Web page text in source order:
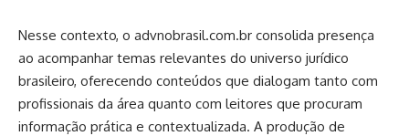
Nesse contexto, o advnobrasil.com.br consolida presença
ao acompanhar temas relevantes do universo jurídico
brasileiro, oferecendo conteúdos que dialogam tanto com
profissionais da área quanto com leitores que procuram
informação prática e contextualizada. A produção de